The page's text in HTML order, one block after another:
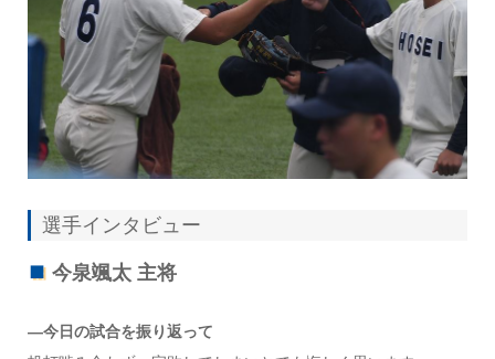
選手インタビュー
今泉颯太 主将
―今日の試合を振り返って